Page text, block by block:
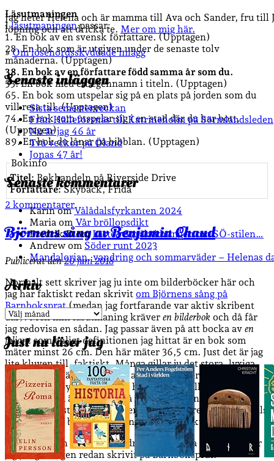
Jag heter Helena och är mamma till Ava och Sander, fru
löpning och att dricka te. Mer om mig här.
»Om lösenordsskyddade inlägg
Senaste inläggen
Sista semesterveckan
Från Hälleforsnäs till Katrineholm på Sörmlandsleden
Nu är jag 46 år
Två veckor på Öland
Jonas 47 år!
Senaste kommentarer
KarinomVålådalsfyrkanten 2024
Maria om Vår bröllopsdikt
Fredrik DomLäste i Språktidningen om SÖ-stilen…
Andrew om Söder runt 2023
Mandalorian, vandring och sommarväder – Helenas
Arkiv
Arkiv
Just nu läser jag
Läsutmaningen
Iläsutmaningenpassar:
1. En bok av en svensk författare. (Upptagen)
28. En bok som är utgiven under de senaste tolv
månaderna. (Upptagen)
38. En bok av en författare född samma år som du.
53. En bok med ett egennamn i titeln. (Upptagen)
65. En bok som utspelar sig på en plats på jorden som du
vill resa till. (Upptagen)
74. En bok som utspelar sig i en stad där du har bott.
(Upptagen)
89. En bok du lånar på bibblan. (Upptagen)
Bokinfo
Titel: Bokhandeln på Riverside Drive
Författare:Skybäck, Frida
2 kommentarer
Björnens sång av Benjamin Chaud
Publicerat den20 juni 2018
Normalt sett skriver jag ju inte om bilderböcker här och
jag har faktiskt redan skrivit om Björnens sång på
Barnboksprat(medan jag fortfarande var aktiv skribent
där). Men min läsutmaning kräver en bilderbok och då får
jag redovisa en sådan. Jag passar även på att bocka av en
foliantsom enligt definitionen jag hittat är en bok som
mäter minst 26 cm. Den här mäter 36,5 cm. Just det är jag
lite kluven till, faktiskt. Många gillar ju det stora, lyxiga
formatet. Jag är lite putt för att såna böcker inte kan stå
vettigt i bokhyllan. Numera har Sander i alla fall en
bokhylla som är djup nog, så den här boken står med
botten utåt i stället för ryggen. Det är bättre än att inte alls
få plats bland böckerna, men ändå inte så kul.
…men det och det mesta andra jag kan säga om boken har
jag ju egentligen redan skrivit på Barnboksprat.